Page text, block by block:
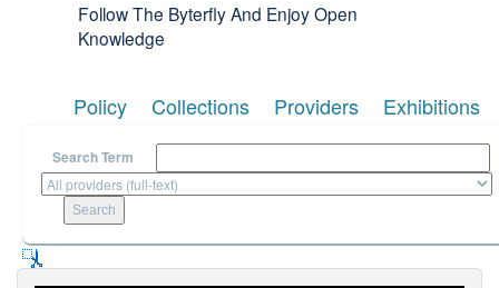
Follow The Byterfly And Enjoy Open
Knowledge
Policy Collections Providers Exhibitions
Search Term